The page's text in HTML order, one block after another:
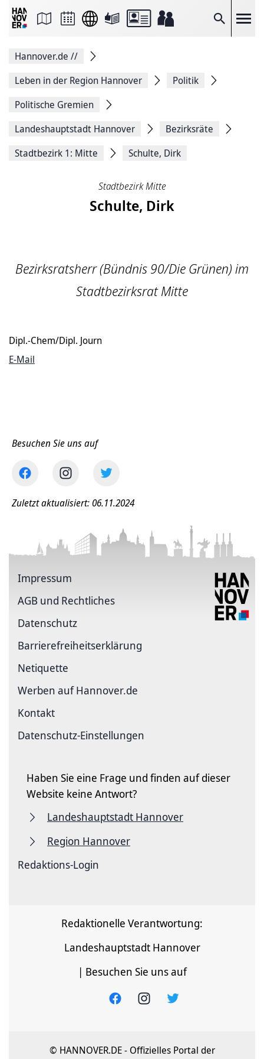
Suche
Seite
Facebook
teilen
Seitenlink
Seite
Hannover.de //
Leben in der Region Hannover
Politik
Politische Gremien
Landeshauptstadt Hannover
Bezirksräte
Stadtbezirk 1: Mitte
Schulte, Dirk
Stadtbezirk Mitte
Schulte, Dirk
Bezirksratsherr (Bündnis 90/Die Grünen) im
Stadtbezirksrat Mitte
Dipl.-Chem/Dipl. Journ
E-Mail
Besuchen Sie uns auf
Zuletzt aktualisiert: 06.11.2024
Impressum
AGB und Rechtliches
Datenschutz
Barriere­freiheits­erklärung
Netiquette
Werben auf Hannover.de
Kontakt
Datenschutz-Einstellungen
Haben Sie eine Frage und finden auf dieser
Website keine Antwort?
Landeshauptstadt Hannover
Region Hannover
Redaktions-Login
Redaktionelle Verantwortung:
Landeshauptstadt Hannover
| Besuchen Sie uns auf
© HANNOVER.DE - Offizielles Portal der